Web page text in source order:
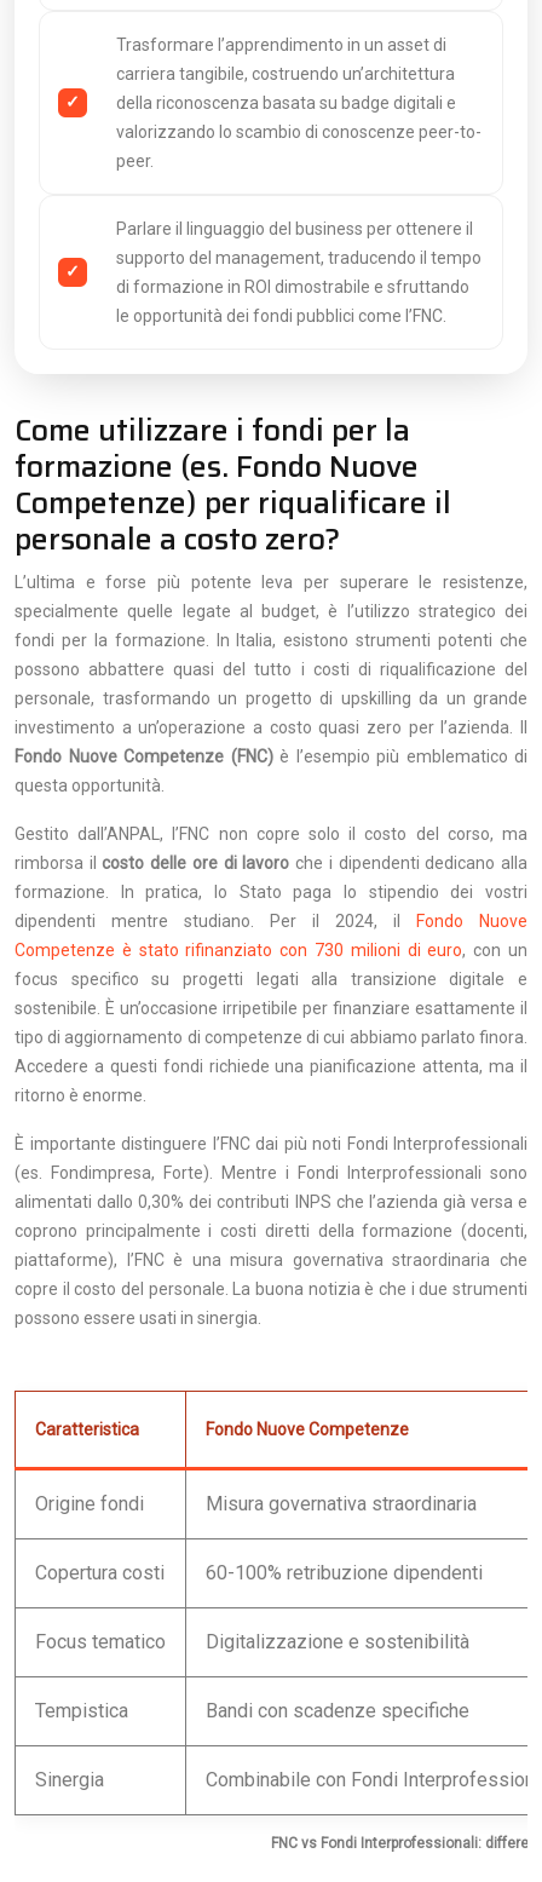
Trasformare l’apprendimento in un asset di
carriera tangibile, costruendo un’architettura
della riconoscenza basata su badge digitali e
valorizzando lo scambio di conoscenze peer-to-
peer.
Parlare il linguaggio del business per ottenere il
supporto del management, traducendo il tempo
di formazione in ROI dimostrabile e sfruttando
le opportunità dei fondi pubblici come l’FNC.
Come utilizzare i fondi per la
formazione (es. Fondo Nuove
Competenze) per riqualificare il
personale a costo zero?
L’ultima e forse più potente leva per superare le resistenze,
specialmente quelle legate al budget, è l’utilizzo strategico dei
fondi per la formazione. In Italia, esistono strumenti potenti che
possono abbattere quasi del tutto i costi di riqualificazione del
personale, trasformando un progetto di upskilling da un grande
investimento a un’operazione a costo quasi zero per l’azienda. Il
Fondo Nuove Competenze (FNC)è l’esempio più emblematico di
questa opportunità.
Gestito dall’ANPAL, l’FNC non copre solo il costo del corso, ma
rimborsa ilcosto delle ore di lavoro che i dipendenti dedicano alla
formazione. In pratica, lo Stato paga lo stipendio dei vostri
dipendenti mentre studiano. Per il 2024, il
Fondo Nuove
Competenze è stato rifinanziato con 730 milioni di euro, con un
focus specifico su progetti legati alla transizione digitale e
sostenibile. È un’occasione irripetibile per finanziare esattamente il
tipo di aggiornamento di competenze di cui abbiamo parlato finora.
Accedere a questi fondi richiede una pianificazione attenta, ma il
ritorno è enorme.
È importante distinguere l’FNC dai più noti Fondi Interprofessionali
(es. Fondimpresa, Forte). Mentre i Fondi Interprofessionali sono
alimentati dallo 0,30% dei contributi INPS che l’azienda già versa e
coprono principalmente i costi diretti della formazione (docenti,
piattaforme), l’FNC è una misura governativa straordinaria che
copre il costo del personale. La buona notizia è che i due strumenti
possono essere usati in sinergia.
FNC vs Fondi Interprofessionali:
Caratteristica Fondo Nuove Competenze
Origine fondi Misura governativa straordinaria
Copertura costi 60-100% retribuzione dipendenti
Focus tematico Digitalizzazione e sostenibilità
Tempistica Bandi con scadenze specifiche
Sinergia Combinabile con Fondi